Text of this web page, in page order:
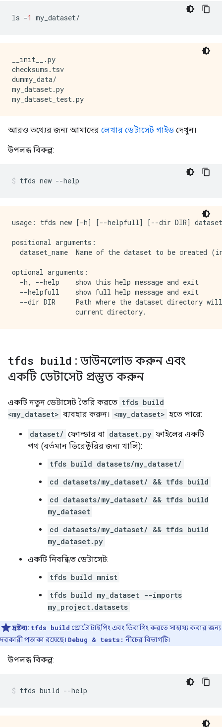
ls -1 my_dataset/
__init__.py
checksums.tsv
dummy_data/
my_dataset.py
আরও তথ্যের জন্য আমাদের লেখার ডেটাসেট গাইড দেখুন।
উপলব্ধ বিকল্প:
tfds new --help
usage: tfds new [-h] [--helpfull] [--dir DIR]
positional arguments:
dataset_name  Name of the dataset to be created
optional arguments:
  -h, --help    show this help message and exit
  --helpfull    show full help message and exit
--dir DIR     Path where the dataset directory
tfds build : ডাউনলোড করুন এবং
একটি ডেটাসেট প্রস্তুত করুন
একটি নতুন ডেটাসেট তৈরি করতে tfds build
<my_dataset> ব্যবহার করুন। <my_dataset> হতে পারে:
dataset/ ফোল্ডার বা dataset.py ফাইলের একটি
পথ (বর্তমান ডিরেক্টরির জন্য খালি):
tfds build datasets/my_dataset/
cd datasets/my_dataset/ && tfds build
cd datasets/my_dataset/ && tfds build
my_dataset
cd datasets/my_dataset/ && tfds build
my_dataset.py
একটি নিবন্ধিত ডেটাসেট:
tfds build mnist
tfds build my_dataset --imports
my_project.datasets
দ্রষ্টব্য: tfds build প্রোটোটাইপিং এবং ডিবাগিং করতে সাহায্য করার জন্য
দরকারী পতাকা রয়েছে। Debug & tests: নীচের বিভাগটি৷
উপলব্ধ বিকল্প:
tfds build --help